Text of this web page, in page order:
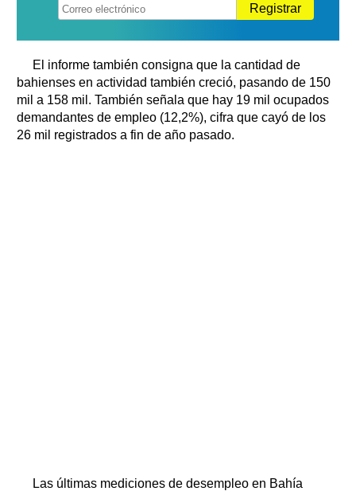
Registrar
El informe también consigna que la cantidad de
bahienses en actividad también creció, pasando de 150
mil a 158 mil. También señala que hay 19 mil ocupados
demandantes de empleo (12,2%), cifra que cayó de los
26 mil registrados a fin de año pasado.
Las últimas mediciones de desempleo en Bahía